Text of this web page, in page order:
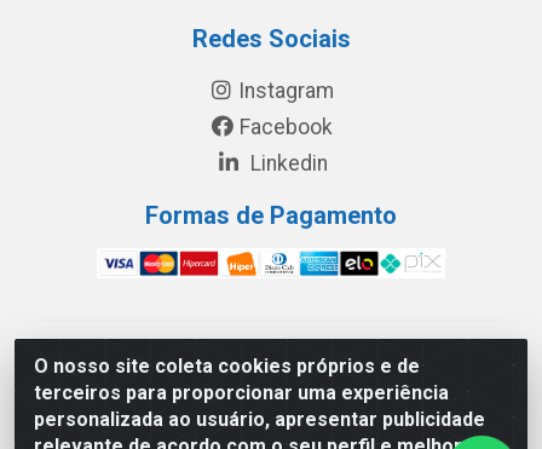
O nosso site coleta cookies próprios e de
terceiros para proporcionar uma experiência
personalizada ao usuário, apresentar publicidade
Redes Sociais
Instagram
Facebook
Linkedin
Formas de Pagamento
América Latina Indústria e Comércio de Vidros LTDA -
CNPJ 19.813.045/0001-03 - Rua Carlos Drummond de
Andrade, 151 Núcleo Industrial III – Cascavel/PR - CEP
85.811-530